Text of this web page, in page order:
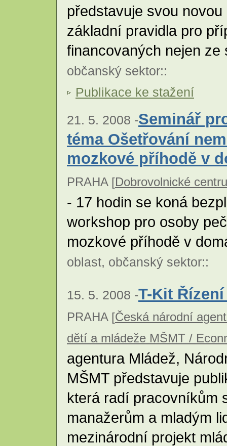
představuje svou
základní pravidla pro
financovaných nejen
občanský sektor::
Publikace ke stažení
21. 5. 2008 -Seminář
téma Ošetřování
mozkové příhodě v
PRAHA [Dobrovolnické
- 17 hodin se koná
workshop pro osoby
mozkové příhodě v
oblast, občanský sektor::
15. 5. 2008 -T-Kit
PRAHA [Česká národní
dětí a mládeže MŠMT /
agentura Mládež,
MŠMT představuje
která radí pracovníkům
manažerům a mladým
mezinárodní projekt